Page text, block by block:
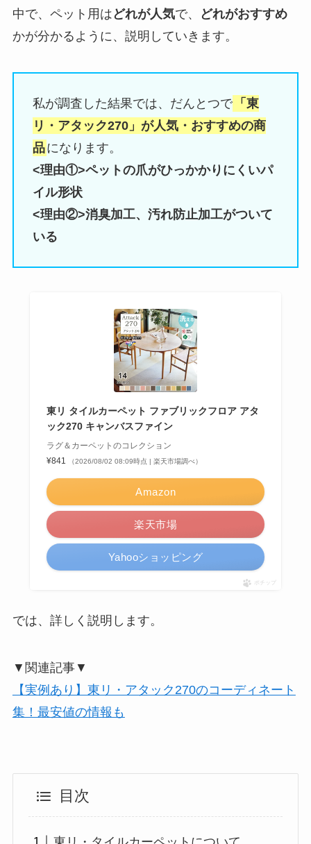
中で、ペット用は どれが人気で、
どれがおすすめ
かが分かるように、説明していきます。
私が調査した結果では、だんとつで 「東
リ・アタック270」が人気・おすすめの商
品になります。
<理由①>ペットの爪がひっかかりにくいパ
イル形状
<理由②>消臭加工、汚れ防止加工がついて
いる
東リ タイルカーペット ファブリックフロア アタ
ック270 キャンバスファイン
ラグ＆カーペットのコレクション
¥841
（2026/08/02 08:09時点 | 楽天市場調べ）
Amazon
楽天市場
Yahooショッピング
ポチップ
では、詳しく説明します。
▼関連記事▼
【実例あり】東リ・アタック270のコーディネート
集！最安値の情報も
目次